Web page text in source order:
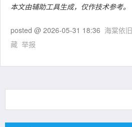
本文由辅助工具生成，仅作技术参考。
posted @ 2026-05-31 18:36 海棠依
藏 举报